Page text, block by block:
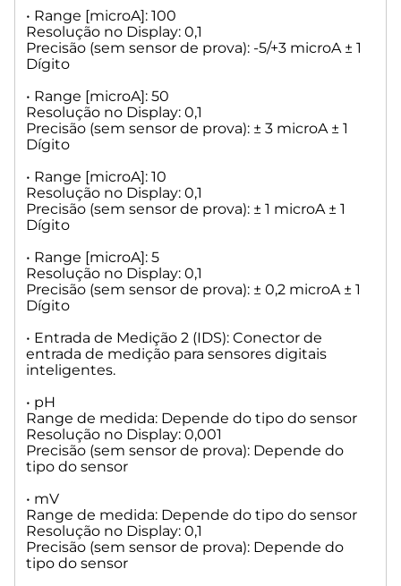
introduzidos buffers livremente definíveis. Soluções de
buffer padrão de acordo com DIN 19 266 e NBS, ou tampões
técnicos: pH = 1,00; pH = 4,00; pH = 4,01; pH = 6,87; pH = 7,00;
pH = 9,18; pH = 10,00
• Entradas:
- Entrada de medição 1 (pH / mV): entrada de pH / mV com
soquete de eletrodo de acordo com DIN 19 262 / ou BNC
- Entrada de medição ?A: conector Dead-Stop para eletrodo
de platina dupla (plug de conexão: 2 x 4 mm)
- Entrada de medição Pt 1000: Sonda de sensor de
temperatura para termômetro de resistência Pt 1000 (plug
de conexão: 2 x 4 mm)
para sensores digitais inteligentes (pH, mV, LF ...)
- Fonte de alimentação: fonte de alimentação 90-240 V;
50/60 Hz, entrada de energia: 30 VA
• Interface RS-232-C:
Separada galvanicamente através do photocoupler, Função
Daisy Chain disponível.
Bits de dados: ajustável, 7 ou 8 bits (padrão: 8 bits);
Bit de parada: ajustável, 1 ou 2 Bit (padrão: 1 bit);
Bit de início: estático 1 Bit;
Paridade: ajustável: mesmo / ímpar / nenhum;
Taxa de transmissão: ajustável: 1200, 2400, 4800, 9600, 19200
(Padrão 4800 baud);
RS-232-1 para computador, entrada Daisy Chain;
RS-232-2 dispositivos SI Analytics®:
- titulador TitroLine® 7800
- TW alfa plus, TW 7400
- Burettes TITRONIC® 500, TITRONIC® 110 plus, TITRONIC®
• Range [microA]: 100
Resolução no Display: 0,1
Precisão (sem sensor de prova): -5/+3 microA ± 1
Dígito
• Range [microA]: 50
Resolução no Display: 0,1
Precisão (sem sensor de prova): ± 3 microA ± 1
Dígito
• Range [microA]: 10
Resolução no Display: 0,1
Precisão (sem sensor de prova): ± 1 microA ± 1
Dígito
• Range [microA]: 5
Resolução no Display: 0,1
Precisão (sem sensor de prova): ± 0,2 microA ± 1
Dígito
• Entrada de Medição 2 (IDS): Conector de
entrada de medição para sensores digitais
inteligentes.
• pH
Range de medida: Depende do tipo do sensor
Resolução no Display: 0,001
Precisão (sem sensor de prova): Depende do
tipo do sensor
• mV
Range de medida: Depende do tipo do sensor
Resolução no Display: 0,1
Precisão (sem sensor de prova): Depende do
tipo do sensor